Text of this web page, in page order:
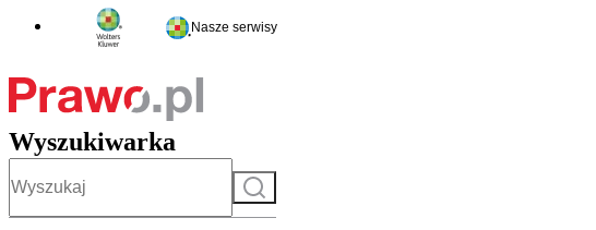
Nasze serwisy
Wyszukiwarka
Szukaj